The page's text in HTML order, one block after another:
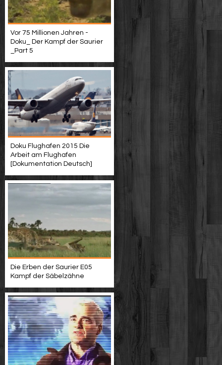
Vor 75 Millionen Jahren -
Doku_ Der Kampf der Saurier
_Part 5
Doku Flughafen 2015 Die
Arbeit am Flughafen
[Dokumentation Deutsch]
Die Erben der Saurier E05
Kampf der Säbelzähne